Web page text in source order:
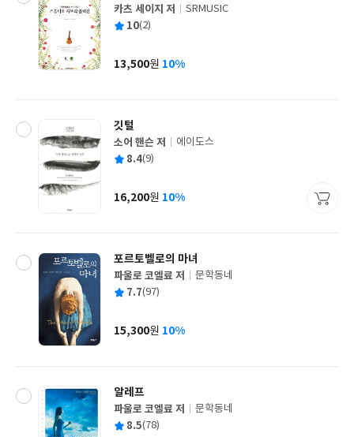
글
쓴
카츠 세이지 저
출
사
SRMUSIC
평 10(2)
가
13,500원 10%
깃털
글
쓴
소어 핸슨 저
출
사
에이도스
평 8.4(9)
가
16,200원 10%
포르토벨로의 마녀
글
쓴
파울로 코엘료 저
출
사
문학동네
평 7.7(97)
가
15,300원 10%
알레프
글
쓴
파울로 코엘료 저
출
문학동네
평 8.5(78)